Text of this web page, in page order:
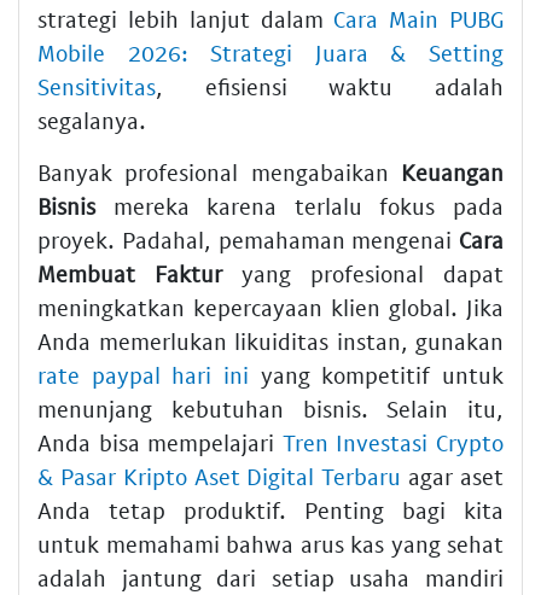
strategi lebih lanjut dalam Cara Main PUBG
Mobile 2026: Strategi Juara & Setting
Sensitivitas, efisiensi waktu adalah
segalanya.
Banyak profesional mengabaikan Keuangan
Bisnismereka karena terlalu fokus pada
proyek. Padahal, pemahaman mengenai Cara
Membuat Fakturyang profesional dapat
meningkatkan kepercayaan klien global. Jika
Anda memerlukan likuiditas instan, gunakan
rate paypal hari ini yang kompetitif untuk
menunjang kebutuhan bisnis. Selain itu,
Anda bisa mempelajari Tren Investasi Crypto
& Pasar Kripto Aset Digital Terbaru agar aset
Anda tetap produktif. Penting bagi kita
untuk memahami bahwa arus kas yang sehat
adalah jantung dari setiap usaha mandiri